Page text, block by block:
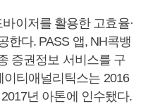
이저를 활용한 고효율·
한다. PASS 앱, NH콕뱅
증권정보 서비스를 구
티애널리틱스는 2016
년 아톤에 인수됐다.